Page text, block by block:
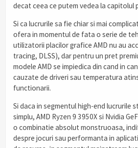
decat ceea ce putem vedea la capitolul
Si ca lucrurile sa fie chiar si mai
ofera in momentul de fata o serie de
utilizatorii placilor grafice AMD nu au
tracing, DLSS), dar pentru un pret
modele AMD se impiedica din cand in
cauzate de driveri sau temperatura
functionarii.
Si daca in segmentul high-end lucrurile
simplu, AMD Ryzen 9 3950X si Nvidia
o combinatie absolut monstruoasa,
despre jocuri sau performanta in